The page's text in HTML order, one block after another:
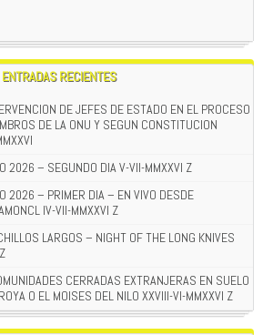
ENTRADAS RECIENTES
DE JEFES DE ESTADO EN EL PROCESO
DE LA ONU Y SEGUN CONSTITUCION
2026 – SEGUNDO DIA V-VII-MMXXVI Z
2026 – PRIMER DIA – EN VIVO DESDE
IV-VII-MMXXVI Z
LARGOS – NIGHT OF THE LONG KNIVES
CERRADAS EXTRANJERAS EN SUELO
O EL MOISES DEL NILO XXVIII-VI-MMXXVI Z